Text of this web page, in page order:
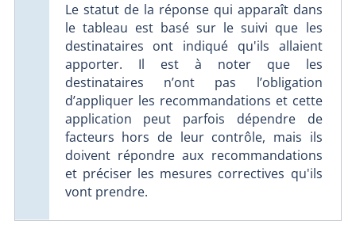
Le statut de la réponse qui apparaît dans
le tableau est basé sur le suivi que les
destinataires ont indiqué qu'ils allaient
apporter. Il est à noter que les
destinataires n’ont pas l’obligation
d’appliquer les recommandations et cette
application peut parfois dépendre de
facteurs hors de leur contrôle, mais ils
doivent répondre aux recommandations
et préciser les mesures correctives qu'ils
vont prendre.